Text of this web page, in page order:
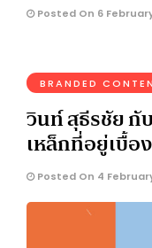
Posted On 6
BRANDED
วินท์ สุธีรชัย กั
เหล็กที่อยู่เบื้อ
Posted On 4